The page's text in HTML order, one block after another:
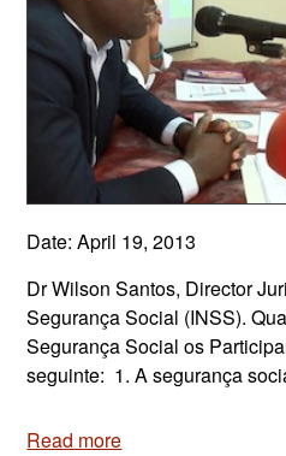
Date: April 19, 2013
Dr Wilson Santos, Director
Segurança Social (INSS).
Segurança Social os
seguinte: 1. A segurança
Read more